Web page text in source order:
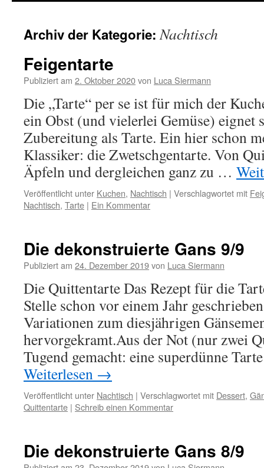
Archiv der Kategorie:Nachtisch
Feigentarte
Publiziert am 2. Oktober 2020von Luca Siermann
Die „Tarte“ per se ist für mich der
ein Obst (und vielerlei Gemüse) eignet
Zubereitung als Tarte. Ein hier schon
Klassiker: die Zwetschgentarte. Von
Äpfeln und dergleichen ganz zu …
Veröffentlicht unter Kuchen, Nachtisch | Verschlagwortet mit
Nachtisch, Tarte | Ein Kommentar
Die dekonstruierte Gans 9/9
Publiziert am 24. Dezember 2019von Luca Siermann
Die Quittentarte Das Rezept für die
Stelle schon vor einem Jahr
Variationen zum diesjährigen
hervorgekramt.Aus der Not (nur zwei
Tugend gemacht: eine superdünne
Weiterlesen →
Veröffentlicht unter Nachtisch | Verschlagwortet mit Dessert,
Quittentarte | Schreib einen Kommentar
Die dekonstruierte Gans 8/9